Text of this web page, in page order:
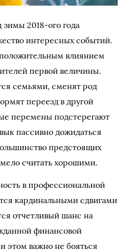
2018-ого года
интересных событий.
влиянием
первой величины.
семьями, сменят род
переезд в другой
перемены подстерегают
пассивно дожидаться
предстоящих
считать хорошими.
в профессиональной
кардинальными сдвигами
отчетливый шанс на
финансовой
этом важно не бояться